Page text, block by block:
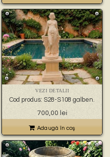
VEZI DETALII
Cod produs: S28-S108 galben.
700,00 lei
Adaugă în coş